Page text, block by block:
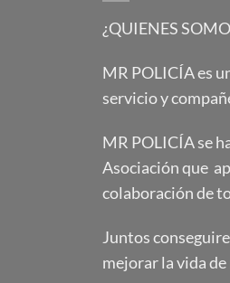
¿QUIENES
MR POLICÍA es
servicio y
MR POLICÍA se
Asociación que
colaboración de
Juntos
mejorar la vida